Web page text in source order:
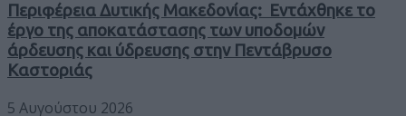
Περιφέρεια Δυτικής Μακεδονίας: Εντάχθηκε το
έργο της αποκατάστασης των υποδομών
άρδευσης και ύδρευσης στην Πεντάβρυσο
Καστοριάς
5 Αυγούστου 2026